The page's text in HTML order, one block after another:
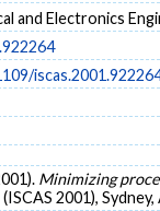
and Electronics
Minimizing
2001),